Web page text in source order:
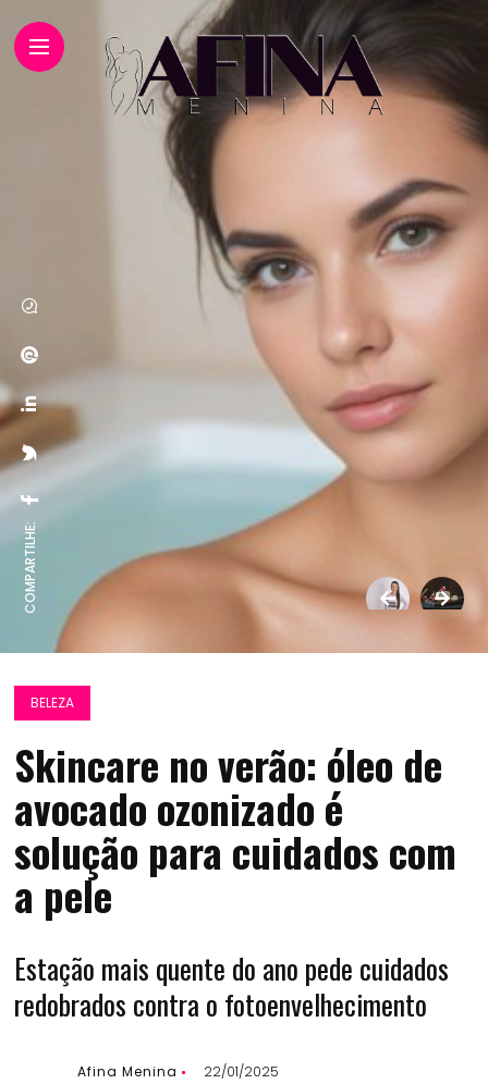
COMPARTILHE:
BELEZA
Skincare no verão: óleo de
avocado ozonizado é
solução para cuidados com
a pele
Estação mais quente do ano pede cuidados
redobrados contra o fotoenvelhecimento
Afina Menina 22/01/2025